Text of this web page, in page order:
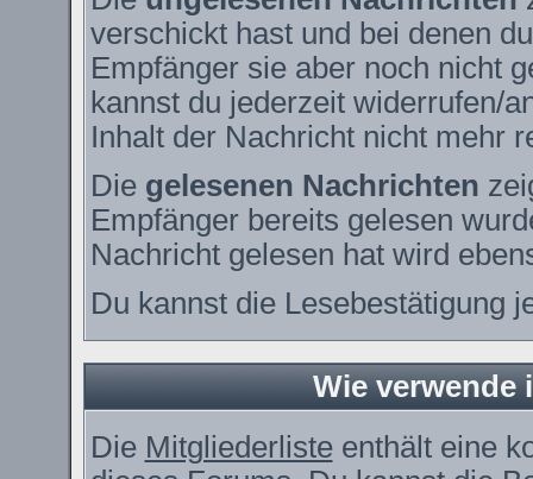
verschickt hast und bei denen
Empfänger sie aber noch nicht
kannst du jederzeit widerrufen/
Inhalt der Nachricht nicht mehr
Die gelesenen Nachrichten
Empfänger bereits gelesen
Nachricht gelesen hat wird
Du kannst die Lesebestätigung
Wie verwende
Die Mitgliederlisteenthält eine